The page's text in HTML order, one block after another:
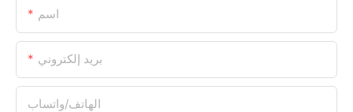
اسم
بريد إلكتروني
الهاتف/واتساب